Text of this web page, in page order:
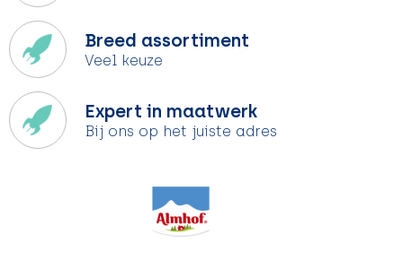
Breed assortiment
Veel keuze
Expert in maatwerk
Bij ons op het juiste adres